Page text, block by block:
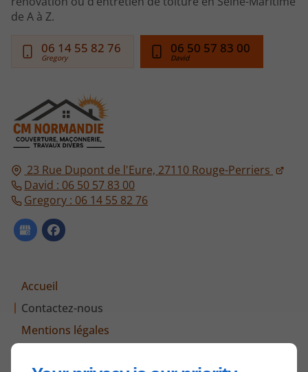
23 Rue Dupont de l'Eure, 27110 Rouge-Perriers
David : 06 50 57 83 00
Gregory : 06 14 55 82 76
Accueil
Contactez-nous
Mentions légales
de A à Z.
06 14 55 82 76 06 50 57 83 00